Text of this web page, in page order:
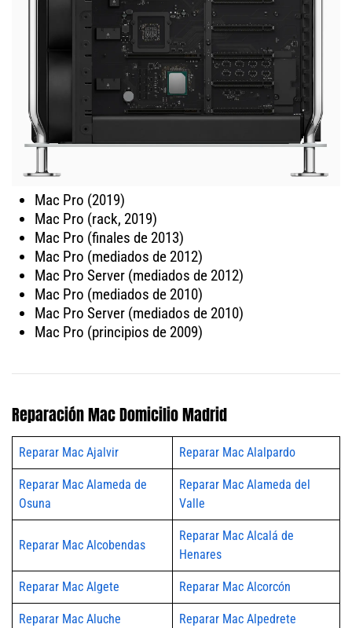
Mac Pro (2019)
Mac Pro (rack, 2019)
Mac Pro (finales de 2013)
Mac Pro (mediados de 2012)
Mac Pro Server (mediados de 2012)
Mac Pro (mediados de 2010)
Mac Pro Server (mediados de 2010)
Mac Pro (principios de 2009)
Reparación Mac Domicilio Madrid
Reparar Mac Ajalvir Reparar Mac Alalpardo
Reparar Mac Alameda de
Osuna
Reparar Mac Alameda del
Valle
Reparar Mac Alcobendas
Reparar Mac Alcalá de
Henares
Reparar Mac Algete Reparar Mac Alcorcón
Reparar Mac Aluche Reparar Mac Alpedrete